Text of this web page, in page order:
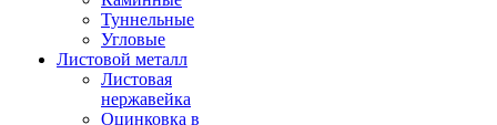
Туннельные
Угловые
Листовой металл
Листовая
нержавейка
Оцинковка в